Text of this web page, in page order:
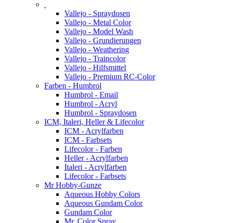
Vallejo - Spraydosen
Vallejo - Metal Color
Vallejo - Model Wash
Vallejo - Grundierungen
Vallejo - Weathering
Vallejo - Traincolor
Vallejo - Hilfsmittel
Vallejo - Premium RC-Color
Farben - Humbrol
Humbrol - Email
Humbrol - Acryl
Humbrol - Spraydosen
ICM, Italeri, Heller & Lifecolor
ICM - Acrylfarben
ICM - Farbsets
Lifecolor - Farben
Heller - Acrylfarben
Italeri - Acrylfarben
Lifecolor - Farbsets
Mr Hobby-Gunze
Aqueous Hobby Colors
Aqueous Gundam Color
Gundam Color
Mr. Color Spray